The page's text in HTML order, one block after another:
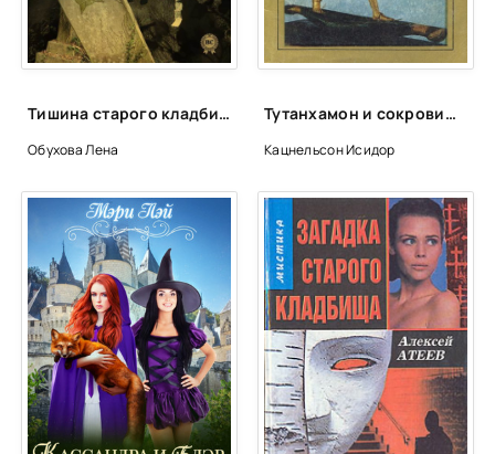
Тишина старого кладбища - Лена Обухова, Наталья Тимошенко
Обухова Лена
Тутанхамон и сокровища его гробницы - Исидор Кацнельсон
Кацнельсон Исидор